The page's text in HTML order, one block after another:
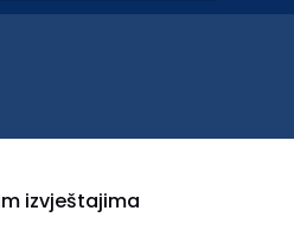
izvještajima